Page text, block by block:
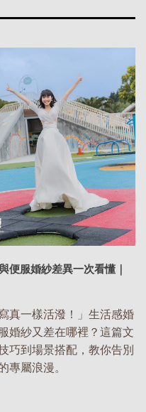
便服婚紗差異一次看懂｜
真一樣活潑！」生活感婚
婚紗又差在哪裡？這篇文
巧到場景搭配，教你告別
專屬浪漫。